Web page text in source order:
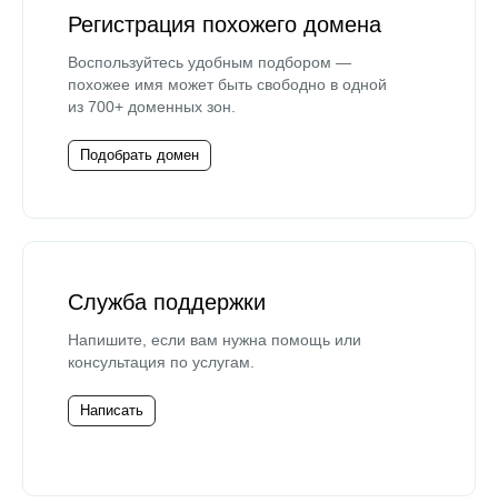
Регистрация похожего домена
Воспользуйтесь удобным подбором —
похожее имя может быть свободно в одной
из 700+ доменных зон.
Подобрать домен
Служба поддержки
Напишите, если вам нужна помощь или
консультация по услугам.
Написать